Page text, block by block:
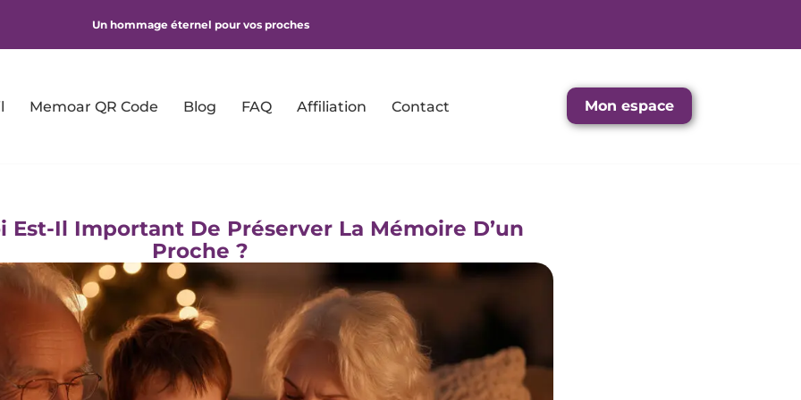
Un hommage éternel pour vos proches
Memoar QR Code Blog FAQ Affiliation Contact Mon espace
Est-Il Important De Préserver La Mémoire D’un
Proche ?